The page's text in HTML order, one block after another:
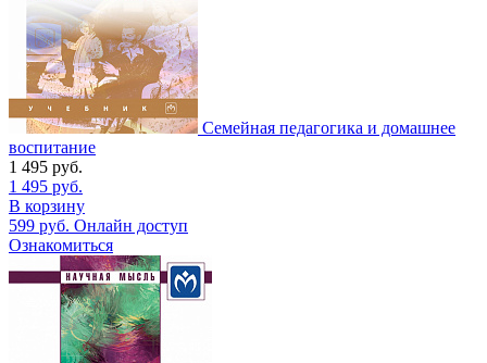
Семейная педагогика и домашнее
воспитание
1 495 руб.
1 495 руб.
В корзину
599 руб. Онлайн доступ
Ознакомиться